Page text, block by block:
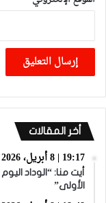
أخر المقالات
19:17 | 8 أبريل، 2026
الأولى”